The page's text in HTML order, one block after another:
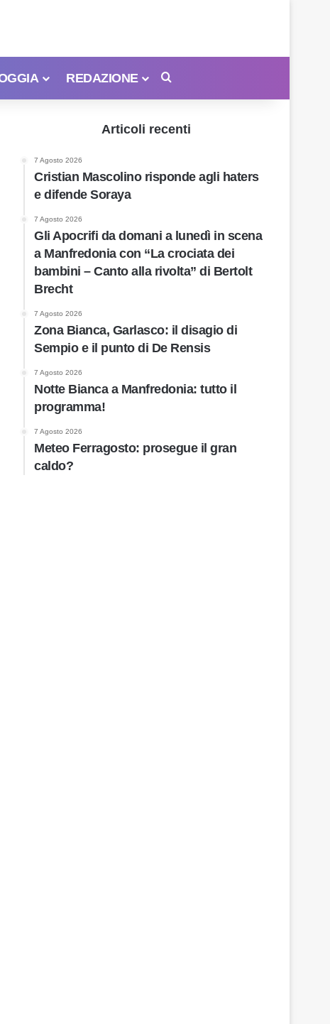
REDAZIONE
Articoli recenti
7 Agosto 2026
Cristian Mascolino risponde agli haters
e difende Soraya
7 Agosto 2026
Gli Apocrifi da domani a lunedì in scena
a Manfredonia con “La crociata dei
bambini – Canto alla rivolta” di Bertolt
Brecht
7 Agosto 2026
Zona Bianca, Garlasco: il disagio di
Sempio e il punto di De Rensis
7 Agosto 2026
Notte Bianca a Manfredonia: tutto il
programma!
7 Agosto 2026
Meteo Ferragosto: prosegue il gran
caldo?